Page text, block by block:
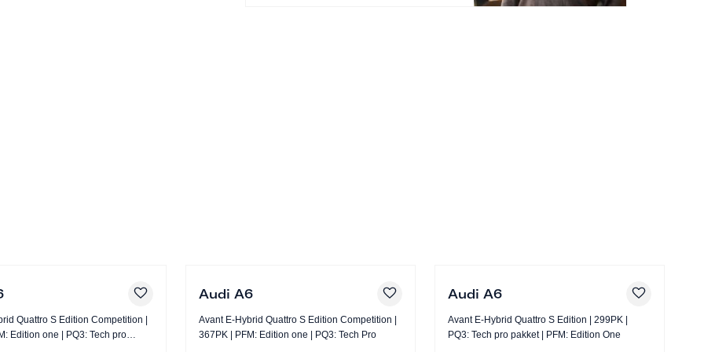
Emergency Assist (6I6), Audi pre sense
de bestuurder optimaal.
Quattro S Edition Competition |
Audi A6
Avant E-Hybrid Quattro S Edition Competition |
367PK | PFM: Edition one | PQ3: Tech Pro
Audi A6
Avant E-Hybrid Quattro S Edition | 299PK |
PQ3: Tech pro pakket | PFM: Edition One